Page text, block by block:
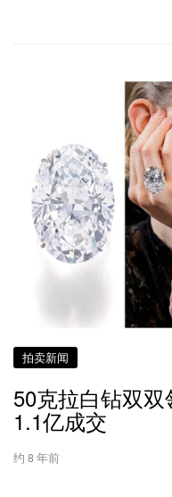
拍卖新闻
50克拉白钻双
1.1亿成交
约 8 年前